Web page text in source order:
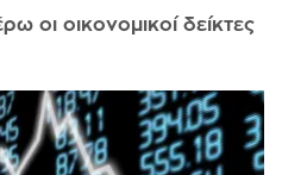
οι οικονομικοί δείκτες